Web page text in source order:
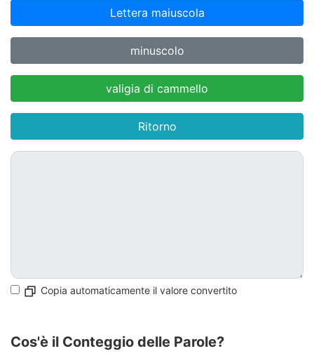
Lettera maiuscola
minuscolo
valigia di cammello
Ritorno
Copia automaticamente il valore convertito
Cos'è il Conteggio delle Parole?